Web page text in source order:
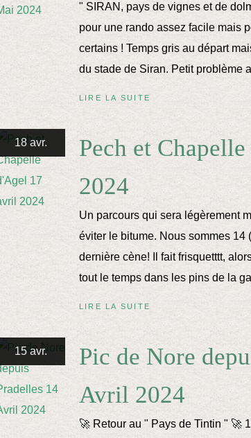
" SIRAN, pays de vignes et de
pour une rando assez facile mais
certains ! Temps gris au départ
du stade de Siran. Petit problème
LIRE LA SUITE
18 avr.
Pech et
2024
Un parcours qui sera légèrement
éviter le bitume. Nous sommes 14
dernière cène! Il fait frisquetttt,
tout le temps dans les pins de la
LIRE LA SUITE
15 avr.
Pic de Nore
Avril 2024
🚀 Retour au " Pays de Tintin " 🚀